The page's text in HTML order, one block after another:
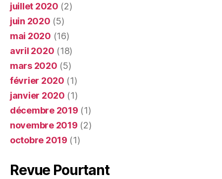
juillet 2020 (2)
juin 2020 (5)
mai 2020 (16)
avril 2020 (18)
mars 2020 (5)
février 2020 (1)
janvier 2020 (1)
décembre 2019 (1)
novembre 2019 (2)
octobre 2019 (1)
Revue Pourtant